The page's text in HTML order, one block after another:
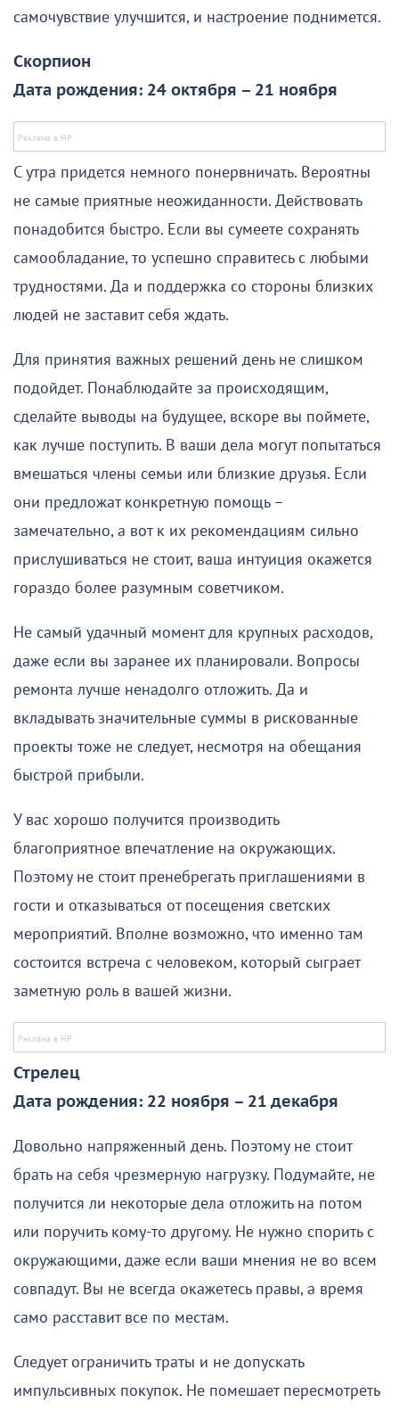
самочувствие улучшится, и настроение поднимется.
Скорпион
Дата рождения: 24 октября – 21 ноября
С утра придется немного понервничать. Вероятны
не самые приятные неожиданности. Действовать
понадобится быстро. Если вы сумеете сохранять
самообладание, то успешно справитесь с любыми
трудностями. Да и поддержка со стороны близких
людей не заставит себя ждать.
Для принятия важных решений день не слишком
подойдет. Понаблюдайте за происходящим,
сделайте выводы на будущее, вскоре вы поймете,
как лучше поступить. В ваши дела могут попытаться
вмешаться члены семьи или близкие друзья. Если
они предложат конкретную помощь –
замечательно, а вот к их рекомендациям сильно
прислушиваться не стоит, ваша интуиция окажется
гораздо более разумным советчиком.
Не самый удачный момент для крупных расходов,
даже если вы заранее их планировали. Вопросы
ремонта лучше ненадолго отложить. Да и
вкладывать значительные суммы в рискованные
проекты тоже не следует, несмотря на обещания
быстрой прибыли.
У вас хорошо получится производить
благоприятное впечатление на окружающих.
Поэтому не стоит пренебрегать приглашениями в
гости и отказываться от посещения светских
мероприятий. Вполне возможно, что именно там
состоится встреча с человеком, который сыграет
заметную роль в вашей жизни.
Стрелец
Дата рождения: 22 ноября – 21 декабря
Довольно напряженный день. Поэтому не стоит
брать на себя чрезмерную нагрузку. Подумайте, не
получится ли некоторые дела отложить на потом
или поручить кому-то другому. Не нужно спорить с
окружающими, даже если ваши мнения не во всем
совпадут. Вы не всегда окажетесь правы, а время
само расставит все по местам.
Следует ограничить траты и не допускать
импульсивных покупок. Не помешает пересмотреть